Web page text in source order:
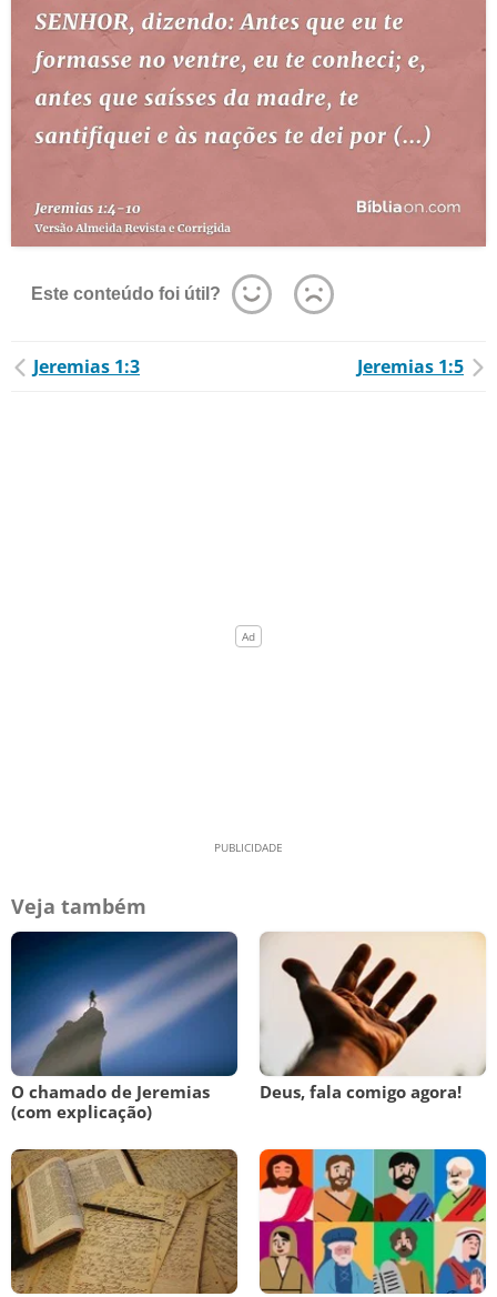
Este conteúdo foi útil?
Jeremias 1:3 Jeremias 1:5
Veja também
O chamado de Jeremias
(com explicação)
Deus, fala comigo agora!